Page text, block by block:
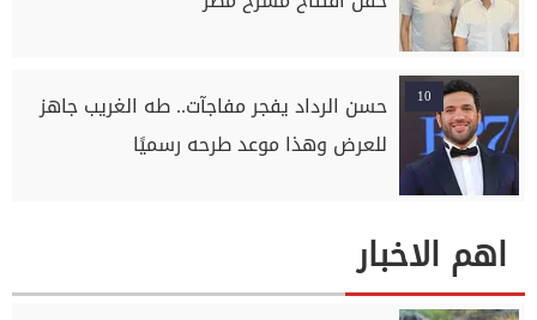
10
حسن الرداد يفجر مفاجآت.. طه الغريب جاهز
للعرض وهذا موعد طرحه رسميًا
اهم الاخبار